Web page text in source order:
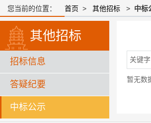
您当前的位置： 首页 > 其他招标 > 中标
其他招标
招标信息
答疑纪要
中标公示
关键字
暂无数